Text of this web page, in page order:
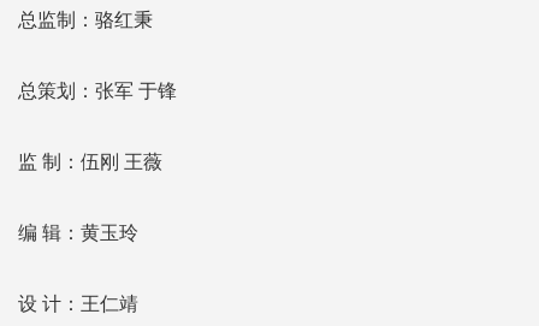
总监制：骆红秉
总策划：张军 于锋
监 制：伍刚 王薇
编 辑：黄玉玲
设 计：王仁靖